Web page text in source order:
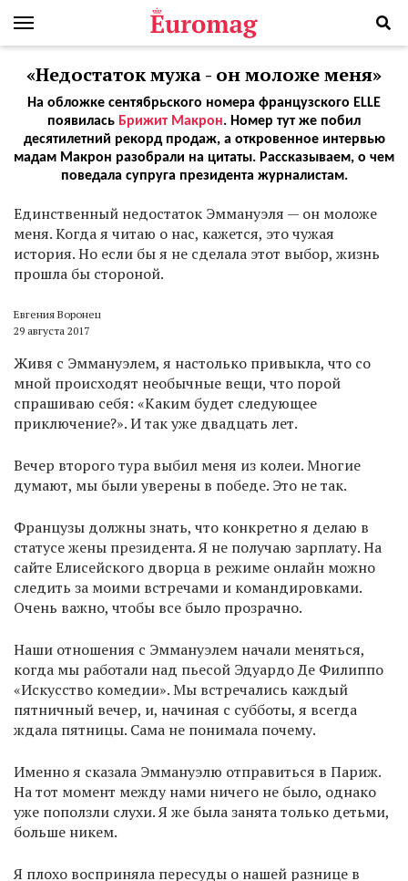
«Недостаток мужа - он моложе меня»
На обложке сентябрьского номера французского ELLE
появилась Брижит Макрон. Номер тут же побил
десятилетний рекорд продаж, а откровенное интервью
мадам Макрон разобрали на цитаты. Рассказываем, о чем
поведала супруга президента журналистам.
Единственный недостаток Эммануэля — он моложе
меня. Когда я читаю о нас, кажется, это чужая
история. Но если бы я не сделала этот выбор, жизнь
прошла бы стороной.
Евгения Воронец
29 августа 2017
Живя с Эммануэлем, я настолько привыкла, что со
мной происходят необычные вещи, что порой
спрашиваю себя: «Каким будет следующее
приключение?». И так уже двадцать лет.
Вечер второго тура выбил меня из колеи. Многие
думают, мы были уверены в победе. Это не так.
Французы должны знать, что конкретно я делаю в
статусе жены президента. Я не получаю зарплату. На
сайте Елисейского дворца в режиме онлайн можно
следить за моими встречами и командировками.
Очень важно, чтобы все было прозрачно.
Наши отношения с Эммануэлем начали меняться,
когда мы работали над пьесой Эдуардо Де Филиппо
«Искусство комедии». Мы встречались каждый
пятничный вечер, и, начиная с субботы, я всегда
ждала пятницы. Сама не понимала почему.
Именно я сказала Эммануэлю отправиться в Париж.
На тот момент между нами ничего не было, однако
уже поползли слухи. Я же была занята только детьми,
больше никем.
Я плохо восприняла пересуды о нашей разнице в